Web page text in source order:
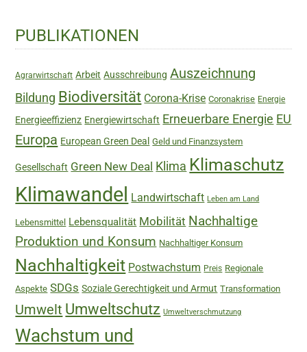
Haupt-
Sidebar
PUBLIKATIONEN
Agrarwirtschaft Arbeit Ausschreibung Auszeichnung
Bildung Biodiversität Corona-Krise Coronakrise Energie
Energieeffizienz Energiewirtschaft Erneuerbare Energie EU
Europa European Green Deal Geld und Finanzsystem
Gesellschaft Green New Deal Klima Klimaschutz
Klimawandel Landwirtschaft Leben am Land
Lebensmittel Lebensqualität Mobilität Nachhaltige
Produktion und Konsum Nachhaltiger Konsum
Nachhaltigkeit Postwachstum Preis Regionale
Aspekte SDGs Soziale Gerechtigkeit und Armut Transformation
Umwelt Umweltschutz Umweltverschmutzung
Wachstum und